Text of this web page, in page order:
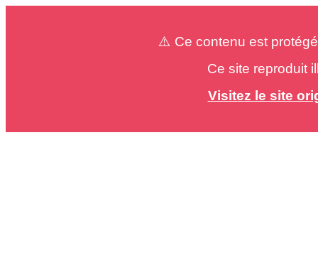
⚠️ Ce contenu est
Ce site reproduit
Visitez le site